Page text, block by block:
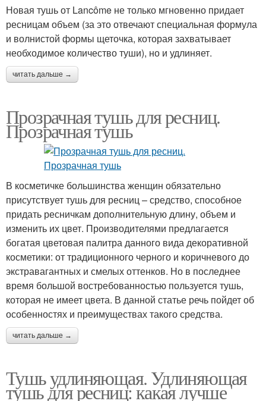
Новая тушь от Lancôme не только мгновенно придает
ресницам объем (за это отвечают специальная формула
и волнистой формы щеточка, которая захватывает
необходимое количество туши), но и удлиняет.
читать дальше →
Прозрачная тушь для ресниц.
Прозрачная тушь
В косметичке большинства женщин обязательно
присутствует тушь для ресниц – средство, способное
придать ресничкам дополнительную длину, объем и
изменить их цвет. Производителями предлагается
богатая цветовая палитра данного вида декоративной
косметики: от традиционного черного и коричневого до
экстравагантных и смелых оттенков. Но в последнее
время большой востребованностью пользуется тушь,
которая не имеет цвета. В данной статье речь пойдет об
особенностях и преимуществах такого средства.
читать дальше →
Тушь удлиняющая. Удлиняющая
тушь для ресниц: какая лучше